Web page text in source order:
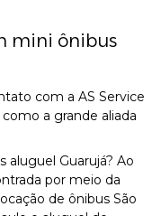
mini ônibus
com a AS Service
a grande aliada
aluguel Guarujá? Ao
por meio da
de ônibus São